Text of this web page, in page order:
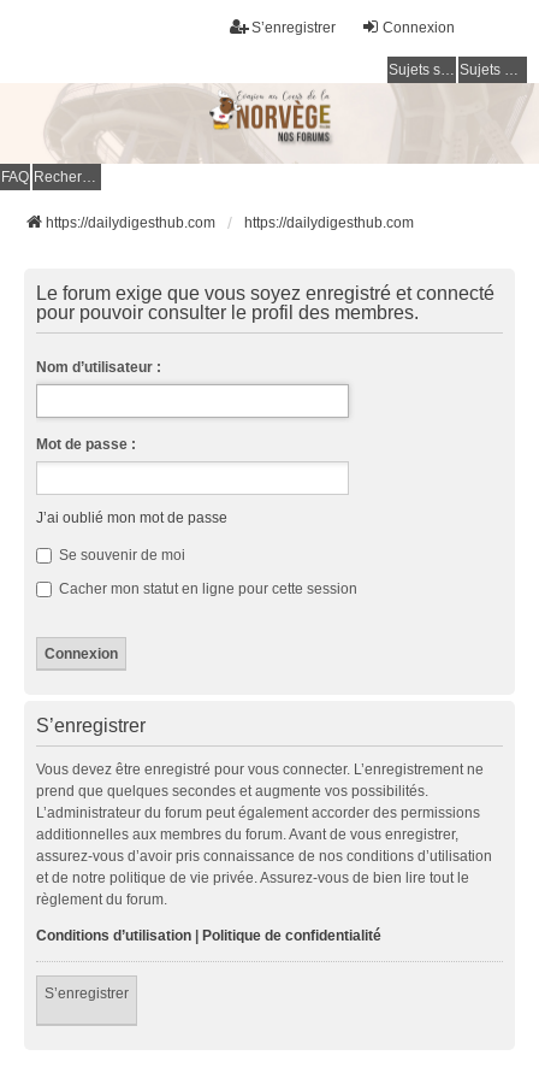
Connexion
S’enregistrer
Sujets sans réponse Sujets actifs
FAQ Rechercher
https://dailydigesthub.com https://dailydigesthub.com
Le forum exige que vous soyez enregistré et connecté
pour pouvoir consulter le profil des membres.
Nom d’utilisateur :
Mot de passe :
J’ai oublié mon mot de passe
Se souvenir de moi
Cacher mon statut en ligne pour cette session
S’enregistrer
Vous devez être enregistré pour vous connecter. L’enregistrement ne
prend que quelques secondes et augmente vos possibilités.
L’administrateur du forum peut également accorder des permissions
additionnelles aux membres du forum. Avant de vous enregistrer,
assurez-vous d’avoir pris connaissance de nos conditions d’utilisation
et de notre politique de vie privée. Assurez-vous de bien lire tout le
règlement du forum.
Conditions d’utilisation Politique de confidentialité
S’enregistrer